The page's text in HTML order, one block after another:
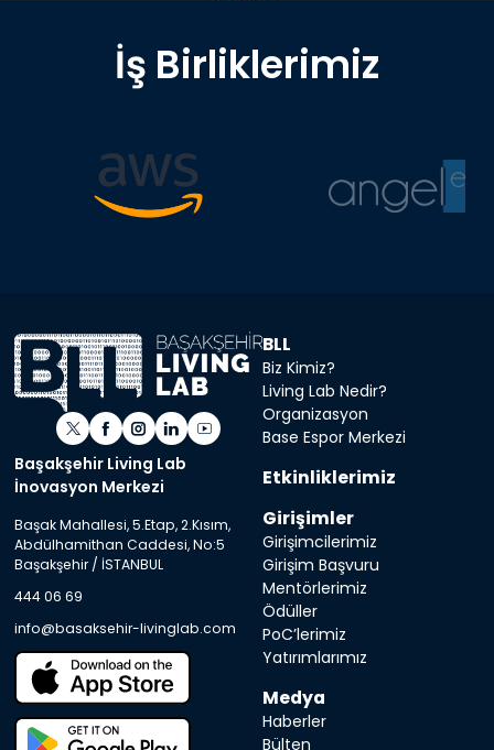
İş Birliklerimiz
BLL
Biz Kimiz?
Living Lab Nedir?
Organizasyon
Base Espor Merkezi
Etkinliklerimiz
Girişimler
Girişimcilerimiz
Girişim Başvuru
Mentörlerimiz
Ödüller
PoC’lerimiz
Yatırımlarımız
Medya
Haberler
Bülten
Başakşehir Living Lab
İnovasyon Merkezi
Başak Mahallesi, 5.Etap, 2.Kısım,
Abdülhamithan Caddesi, No:5
Başakşehir / İSTANBUL
444 06 69
info@basaksehir-livinglab.com